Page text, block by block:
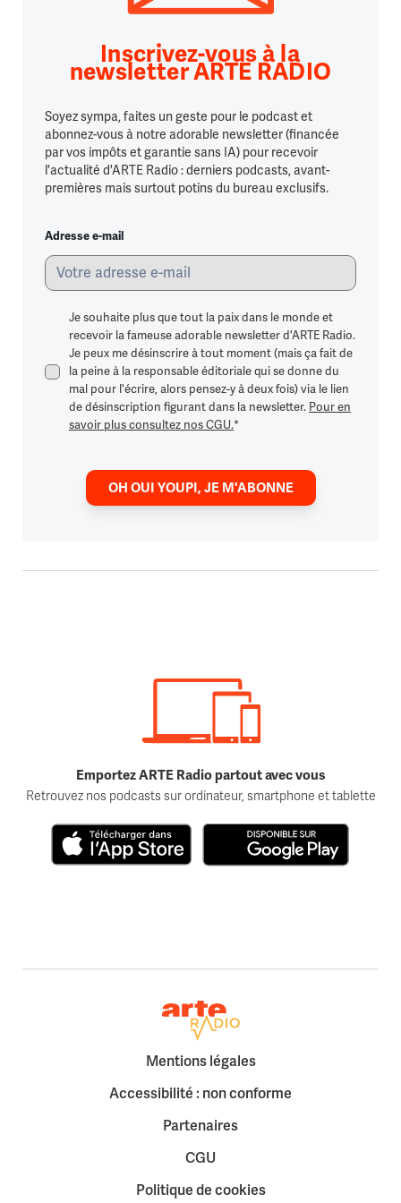
Inscrivez-vous à la
newsletter ARTE RADIO
Soyez sympa, faites un geste pour le podcast et
abonnez-vous à notre adorable newsletter (financée
par vos impôts et garantie sans IA) pour recevoir
l'actualité d'ARTE Radio : derniers podcasts, avant-
premières mais surtout potins du bureau exclusifs.
Adresse e-mail
Je souhaite plus que tout la paix dans le monde et
recevoir la fameuse adorable newsletter d'ARTE Radio.
Je peux me désinscrire à tout moment (mais ça fait de
la peine à la responsable éditoriale qui se donne du
mal pour l'écrire, alors pensez-y à deux fois) via le lien
de désinscription figurant dans la newsletter. Pour en
savoir plus consultez nos CGU.*
OH OUI YOUPI, JE M'ABONNE
Emportez ARTE Radio partout avec vous
Retrouvez nos podcasts sur ordinateur, smartphone et tablette
Retour à la page d'accueil
Mentions légales
Accessibilité : non conforme
Partenaires
CGU
Politique de cookies